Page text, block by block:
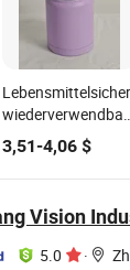
trendige Edelstahl-
für den
3,51-4,06$
5.0 ·